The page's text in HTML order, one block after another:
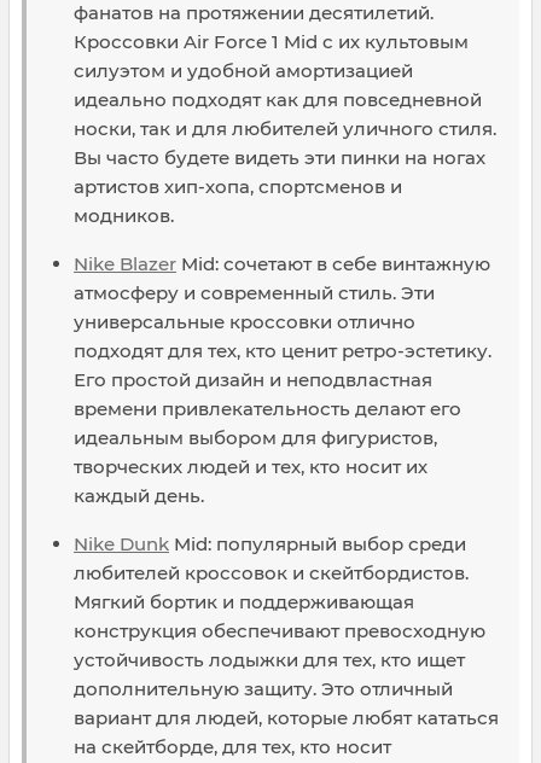
фанатов на протяжении десятилетий.
Кроссовки Air Force 1 Mid с их культовым
силуэтом и удобной амортизацией
идеально подходят как для повседневной
носки, так и для любителей уличного стиля.
Вы часто будете видеть эти пинки на ногах
артистов хип-хопа, спортсменов и
модников.
Nike Blazer Mid: сочетают в себе винтажную
атмосферу и современный стиль. Эти
универсальные кроссовки отлично
подходят для тех, кто ценит ретро-эстетику.
Его простой дизайн и неподвластная
времени привлекательность делают его
идеальным выбором для фигуристов,
творческих людей и тех, кто носит их
каждый день.
Nike Dunk Mid: популярный выбор среди
любителей кроссовок и скейтбордистов.
Мягкий бортик и поддерживающая
конструкция обеспечивают превосходную
устойчивость лодыжки для тех, кто ищет
дополнительную защиту. Это отличный
вариант для людей, которые любят кататься
на скейтборде, для тех, кто носит